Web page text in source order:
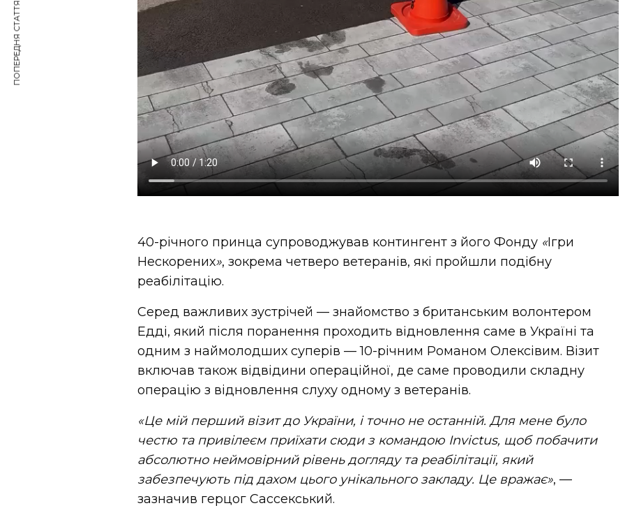
40-річного принца супроводжував контингент з його Фонду «Ігри
Нескорених», зокрема четверо ветеранів, які пройшли подібну
реабілітацію.
Серед важливих зустрічей — знайомство з британським волонтером
Едді, який після поранення проходить відновлення саме в Україні та
одним з наймолодших суперів — 10-річним Романом Олексівим. Візит
включав також відвідини операційної, де саме проводили складну
операцію з відновлення слуху одному з ветеранів.
«Це мій перший візит до України, і точно не останній. Для мене було
честю та привілеєм приїхати сюди з командою Invictus, щоб побачити
абсолютно неймовірний рівень догляду та реабілітації, який
забезпечують під дахом цього унікального закладу. Це вражає», —
зазначив герцог Сассекський.
ПОПЕРЕДНЯ СТАТТЯ